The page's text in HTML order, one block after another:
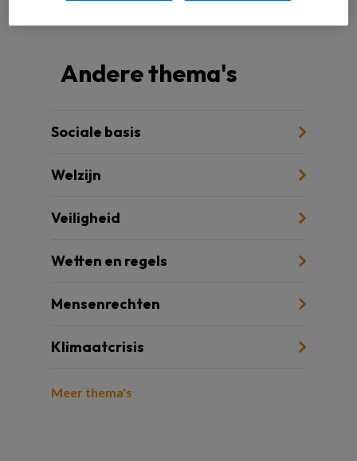
Andere thema's
Sociale basis
Welzijn
Veiligheid
Wetten en regels
Mensenrechten
Klimaatcrisis
Meer thema's